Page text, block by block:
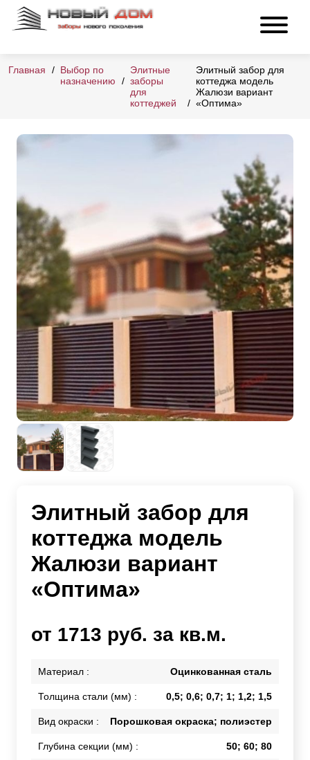
Главная
Выбор по
назначению
Элитные
заборы
для
коттеджей
Элитный забор для
коттеджа модель
Жалюзи вариант
«Оптима»
Элитный забор для
коттеджа модель
Жалюзи вариант
«Оптима»
от 1713 руб. за кв.м.
Материал : Оцинкованная сталь
Толщина стали (мм) : 0,5; 0,6; 0,7; 1; 1,2; 1,5
Вид окраски : Порошковая окраска; полиэстер
Глубина секции (мм) : 50; 60; 80